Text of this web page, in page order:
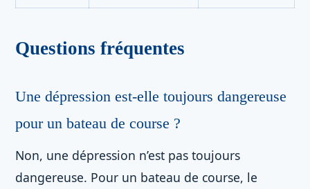
Questions fréquentes
Une dépression est-elle toujours dangereuse
pour un bateau de course ?
Non, une dépression n’est pas toujours
dangereuse. Pour un bateau de course, le